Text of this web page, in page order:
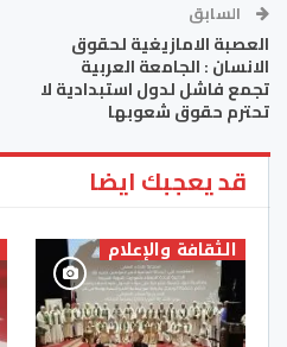
السابق
العصبة الامازيغية لحقوق
الانسان : الجامعة العربية
تجمع فاشل لدول استبدادية لا
تحترم حقوق شعوبها
قد يعجبك ايضا
الثقافة والإعلام